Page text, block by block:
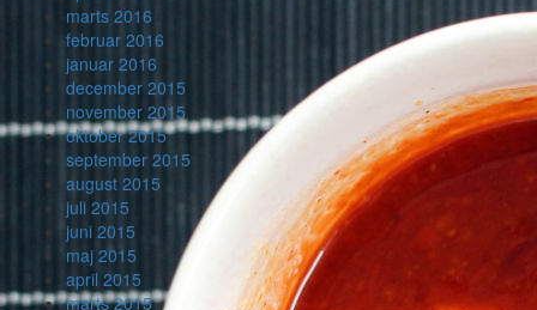
marts 2016
februar 2016
januar 2016
december 2015
november 2015
oktober 2015
september 2015
august 2015
juli 2015
juni 2015
maj 2015
april 2015
marts 2015